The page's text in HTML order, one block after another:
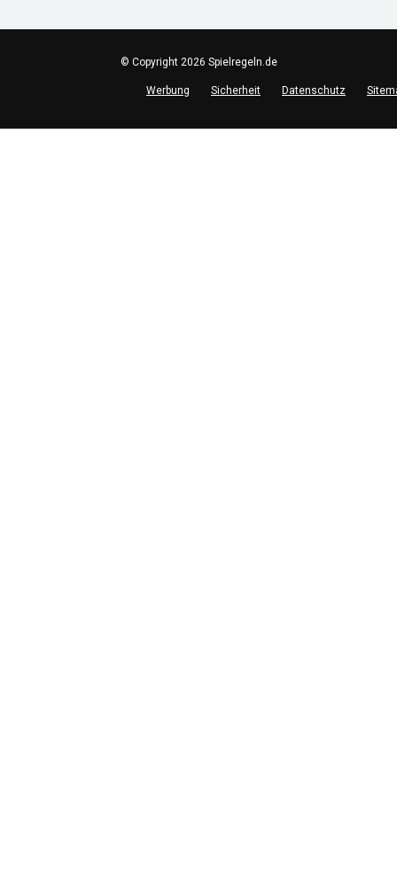
© Copyright 2026 Spielregeln.de
Werbung Sicherheit Datenschutz